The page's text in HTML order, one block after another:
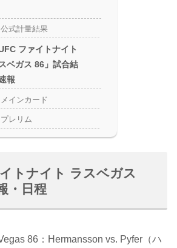
公式計量結果
UFC ファイトナイト
ベガス 86」試合結
報
メインカード
プレリム
イトナイト ラスベガス
・日程
86：Hermansson vs. Pyfer（ハ